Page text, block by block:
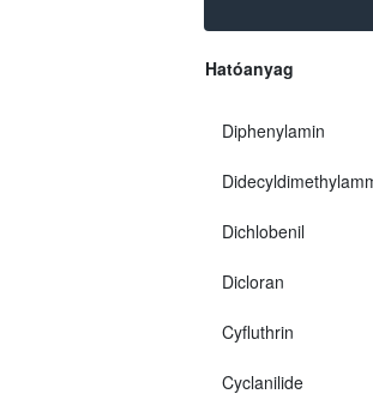
Hatóanyag
Diphenylamin
Dichlobenil
Dicloran
Cyfluthrin
Cyclanilide